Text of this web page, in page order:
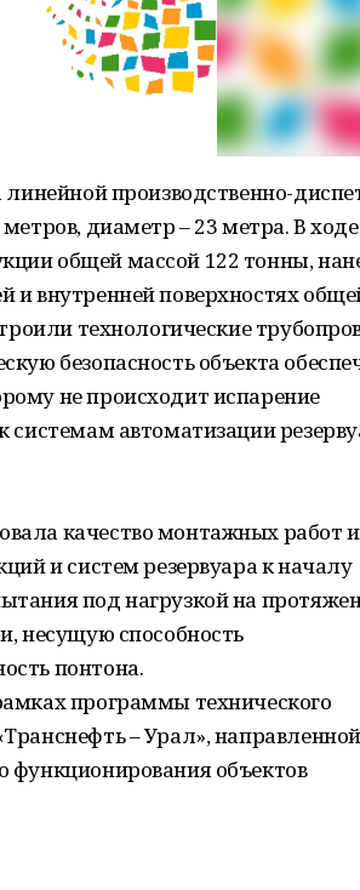
производственно-
диаметр – 23 метра. В
общей массой 122 тонны,
и внутренней поверхностях
технологические
безопасность объекта
не происходит испарение
системам автоматизации
качество монтажных работ и
и систем резервуара к началу
под нагрузкой на
несущую способность
понтона.
программы технического
– Урал»,
функционирования объектов